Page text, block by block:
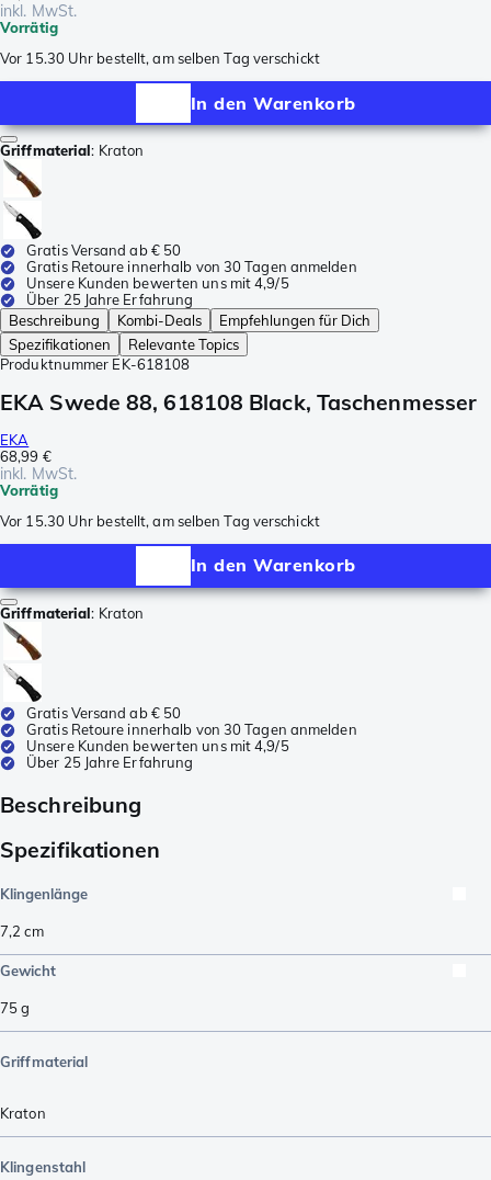
inkl. MwSt.
Vorrätig
Vor 15.30 Uhr bestellt, am selben Tag verschickt
In den Warenkorb
Griffmaterial: Kraton
Gratis Versand ab € 50
Gratis Retoure innerhalb von 30 Tagen anmelden
Unsere Kunden bewerten uns mit 4,9/5
Über 25 Jahre Erfahrung
Beschreibung
Kombi-Deals
Empfehlungen für Dich
Spezifikationen
Relevante Topics
Produktnummer EK-618108
EKA Swede 88, 618108 Black, Taschenmesser
EKA
68,99 €
inkl. MwSt.
Vorrätig
Vor 15.30 Uhr bestellt, am selben Tag verschickt
In den Warenkorb
Griffmaterial: Kraton
Gratis Versand ab € 50
Gratis Retoure innerhalb von 30 Tagen anmelden
Unsere Kunden bewerten uns mit 4,9/5
Über 25 Jahre Erfahrung
Beschreibung
Spezifikationen
Klingenlänge
7,2 cm
Gewicht
75g
Griffmaterial
Kraton
Klingenstahl